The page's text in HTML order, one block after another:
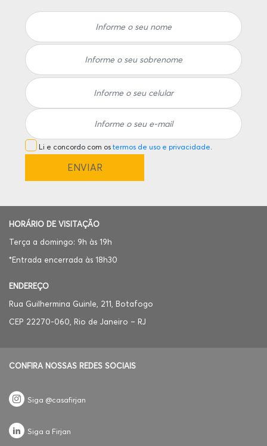
Li e concordo com os termos de uso e privacidade
HORÁRIO DE VISITAÇÃO
Terça a domingo: 9h às 19h
*Entrada encerrada às 18h30
ENDEREÇO
Rua Guilhermina Guinle, 211, Botafogo
CEP 22270-060, Rio de Janeiro – RJ
CONFIRA NOSSAS REDES SOCIAIS
Siga @casafirjan
Siga a Firjan